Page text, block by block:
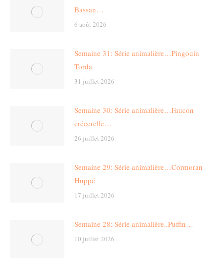
Bassan…
6 août 2026
Semaine 31: Série animalière…Pingouin
Torda
31 juillet 2026
Semaine 30: Série animalière…Faucon
crécerelle…
26 juillet 2026
Semaine 29: Série animalière…Cormoran
Huppé
17 juillet 2026
Semaine 28: Série animalière..Puffin…
10 juillet 2026